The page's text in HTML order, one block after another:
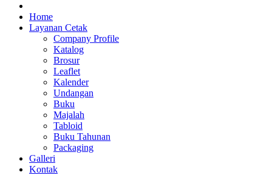
Jasa Cetak Online DMG Printing
Home
Layanan Cetak
Company Profile
Katalog
Brosur
Leaflet
Kalender
Undangan
Buku
Majalah
Tabloid
Buku Tahunan
Packaging
Galleri
Kontak